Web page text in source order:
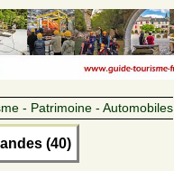
- Patrimoine - Automobiles
(40)